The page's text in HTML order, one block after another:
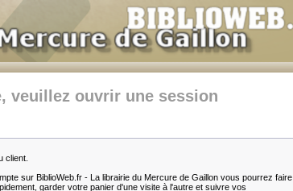
veuillez ouvrir une session
client.
sur BiblioWeb.fr - La librairie du Mercure de Gaillon vous pourrez faire
garder votre panier d'une visite à l'autre et suivre vos